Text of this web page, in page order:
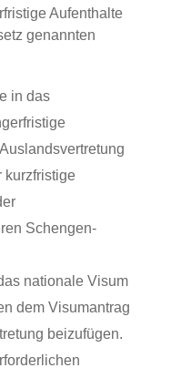
Aufenthalte
genannten
in das
kurzfristige
Schengen-
nationale Visum
dem Visumantrag
beizufügen.